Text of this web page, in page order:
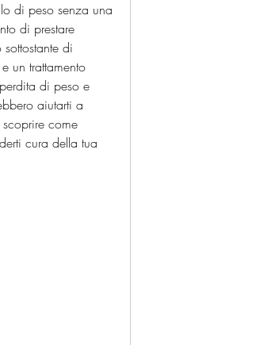
di peso senza una
di prestare
di
un trattamento
di peso e
aiutarti a
come
cura della tua